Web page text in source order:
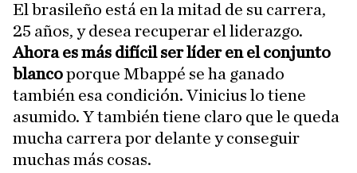
El brasileño está en la mitad de su carrera,
25 años, y desea recuperar el liderazgo.
Ahora es más difícil ser líder en el conjunto
blancoporque Mbappé se ha ganado
también esa condición. Vinicius lo tiene
asumido. Y también tiene claro que le queda
mucha carrera por delante y conseguir
muchas más cosas.